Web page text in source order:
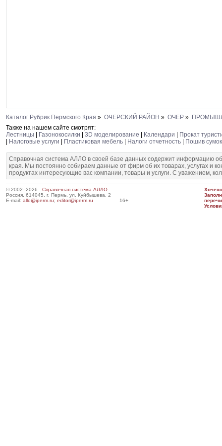
Каталог Рубрик Пермского Края » ОЧЕРСКИЙ РАЙОН » ОЧЕР »
Также на нашем сайте смотрят:
Лестницы
Газонокосилки 3D моделирование Календари
Прокат
Налоговые услуги Пластиковая мебель Налоги отчетность Пошив
Справочная система АЛЛО в своей базе данных содержит информацию
края. Мы постоянно собираем данные от фирм об их товарах, услугах и
продуктах интересующие вас компании, товары и услуги. С уважением,
© 2002–2026 Справочная система АЛЛО
Россия, 614045, г. Пермь, ул. Куйбышева, 2
E-mail: allo@iperm.ru; editor@iperm.ru 16+